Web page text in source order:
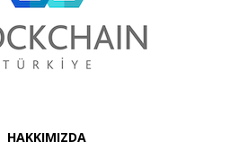
HAKKIMIZDA